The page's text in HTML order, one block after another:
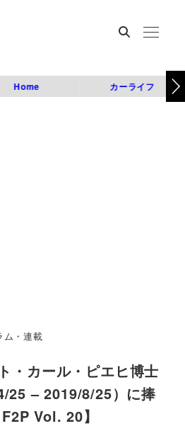
Home カーライフ
ム・連載
・カール・ピエヒ博士
25 – 2019/8/25）に捧
Vol. 20】